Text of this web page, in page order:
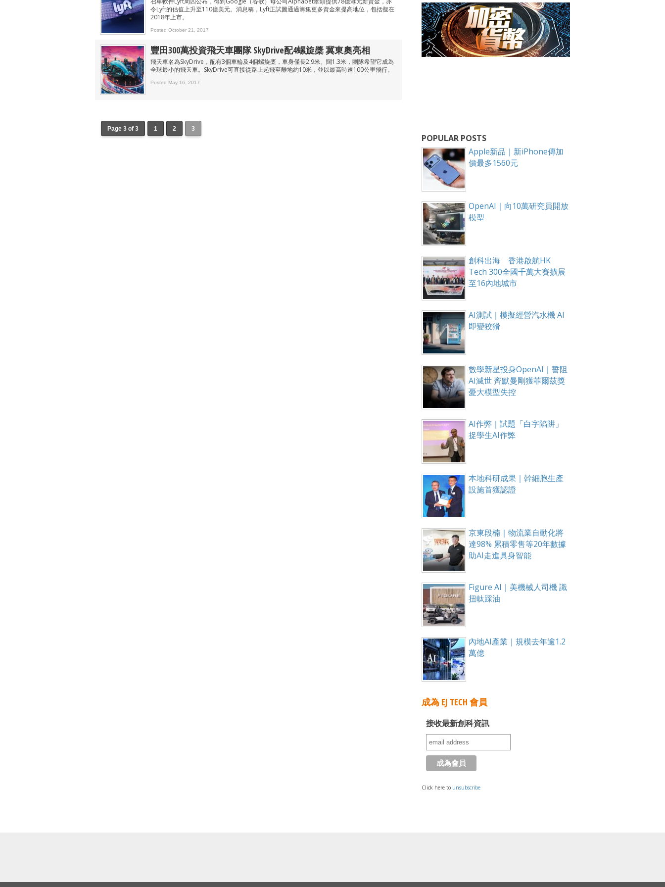
令Lyft的估值上升至110億美元。消息稱，Lyft正試圖通過籌集更多資金來提高地位，包括擬在
2018年上市。
Posted October 21, 2017
豐田300萬投資飛天車團隊 SkyDrive配4螺旋槳 冀東奧亮相
飛天車名為SkyDrive，配有3個車輪及4個螺旋槳，車身僅長2.9米、闊1.3米，團隊希望它成為
全球最小的飛天車。SkyDrive可直接從路上起飛至離地約10米，並以最高時速100公里飛行。
Posted May 16, 2017
Page 3 of 3 1 2 3
POPULAR POSTS
Apple新品｜新iPhone傳加
價最多1560元
OpenAI｜向10萬研究員開放
模型
創科出海 香港啟航HK
Tech 300全國千萬大賽擴展
至16內地城市
AI測試｜模擬經營汽水機 AI
即變狡猾
數學新星投身OpenAI｜誓阻
AI滅世 齊默曼剛獲菲爾茲獎
憂大模型失控
AI作弊｜試題「白字陷阱」
捉學生AI作弊
本地科研成果｜幹細胞生產
設施首獲認證
京東段楠｜物流業自動化將
達98% 累積零售等20年數據
助AI走進具身智能
Figure AI｜美機械人司機 識
扭軚踩油
內地AI產業｜規模去年逾1.2
萬億
成為 EJ TECH 會員
接收最新創科資訊
Click here to unsubscribe